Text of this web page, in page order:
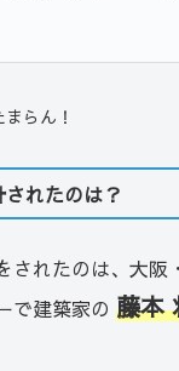
まらん！
れたのは？
されたのは、大阪
で建築家の 藤本